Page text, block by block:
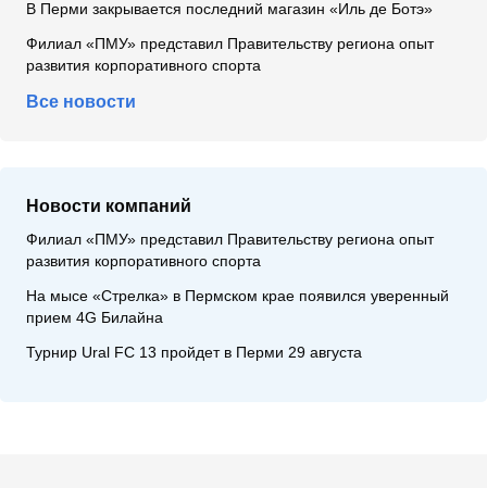
В Перми закрывается последний магазин «Иль де Ботэ»
Филиал «ПМУ» представил Правительству региона опыт
развития корпоративного спорта
Все новости
Новости компаний
Филиал «ПМУ» представил Правительству региона опыт
развития корпоративного спорта
На мысе «Стрелка» в Пермском крае появился уверенный
прием 4G Билайна
Турнир Ural FC 13 пройдет в Перми 29 августа